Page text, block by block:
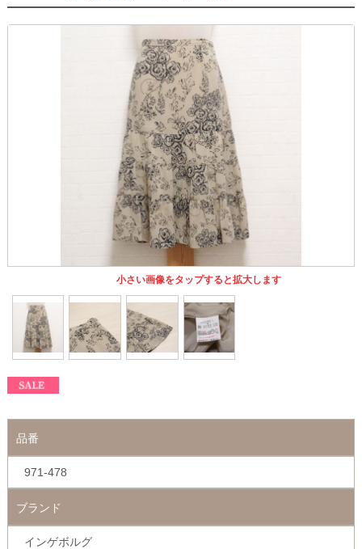
小さい画像をタップすると拡大します
品番
971-478
ブランド
インゲボルグ